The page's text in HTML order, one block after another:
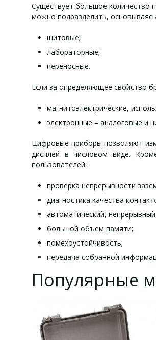
Существует большое количество
можно подразделить,
щитовые;
лабораторные;
переносные.
Если за определяющее свойство
магнитоэлектрические,
электронные – аналоговые и
Цифровые приборы позволяют
дисплей в числовом виде.
пользователей:
проверка непрерывности
диагностика качества
автоматический,
большой объем памяти;
помехоустойчивость;
передача собранной
Популярные